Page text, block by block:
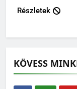
Részletek
KÖVESS